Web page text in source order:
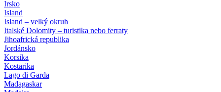
Irsko
Island
Island – velký okruh
Italské Dolomity – turistika nebo ferraty
Jihoafrická republika
Jordánsko
Korsika
Kostarika
Lago di Garda
Madagaskar